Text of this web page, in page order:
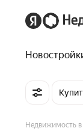
Недвижимость